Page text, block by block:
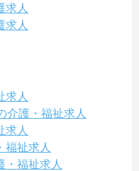
求人
求人
求人
介護・福祉求人
求人
福祉求人
・福祉求人